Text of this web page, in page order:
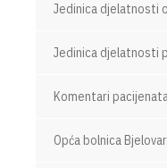
Jedinica djelatnosti
Jedinica djelatnosti
Komentari
Opća bolnica Bjelovar